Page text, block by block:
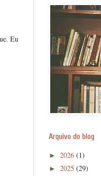
Eu
Arquivo do blog
► 2026 (1)
► 2025 (29)